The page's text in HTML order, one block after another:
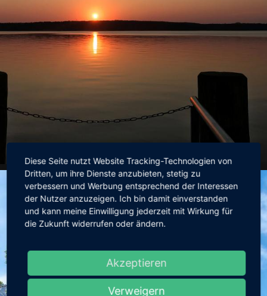
Mücken am Scharmützelsee
Handyfotos, Sonne
Diese Seite nutzt Website Tracking-Technologien von
Dritten, um ihre Dienste anzubieten, stetig zu
verbessern und Werbung entsprechend der Interessen
der Nutzer anzuzeigen. Ich bin damit einverstanden
und kann meine Einwilligung jederzeit mit Wirkung für
die Zukunft widerrufen oder ändern.
Akzeptieren
Verweigern